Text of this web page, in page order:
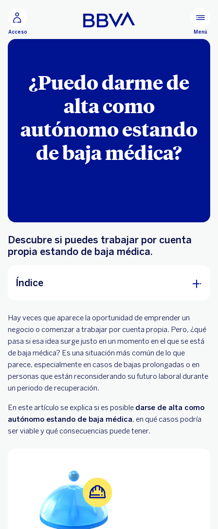
Acceso Menú
¿Puedo darme de
alta como
autónomo estando
de baja médica?
Descubre si puedes trabajar por cuenta
propia estando de baja médica.
Índice
¿Puedo darme de alta como autónomo
mientras estoy de baja?
¿Qué consecuencias tiene hacerlo sin cumplir
los requisitos?
¿Existen alternativas para darse de alta como
¿Eres autónomo? BBVA puede ayudarte
Hay veces que aparece la oportunidad de emprender un
negocio o comenzar a trabajar por cuenta propia. Pero, ¿qué
pasa si esa idea surge justo en un momento en el que se está
de baja médica? Es una situación más común de lo que
parece, especialmente en casos de bajas prolongadas o en
personas que están reconsiderando su futuro laboral durante
un periodo de recuperación.
En este artículo se explica si es posible darse de alta como
autónomo estando de baja médica, en qué casos podría
ser viable y qué consecuencias puede tener.